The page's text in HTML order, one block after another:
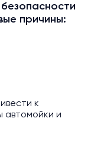
причины:
к
автомойки и